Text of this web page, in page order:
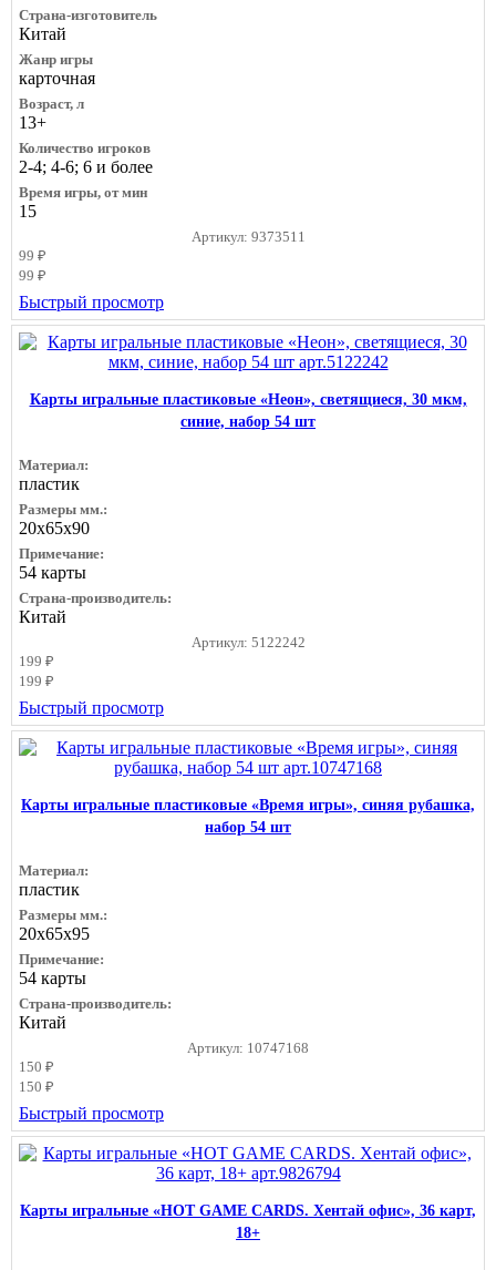
Страна-изготовитель
Китай
Жанр игры
карточная
Возраст, л
13+
Количество игроков
2-4; 4-6; 6 и более
Время игры, от мин
15
Артикул: 9373511
99 ₽
99 ₽
Быстрый просмотр
Карты игральные пластиковые «Неон», светящиеся, 30 мкм,
синие, набор 54 шт
Материал:
пластик
Размеры мм.:
20х65х90
Примечание:
54 карты
Страна-производитель:
Китай
Артикул: 5122242
199 ₽
199 ₽
Быстрый просмотр
Карты игральные пластиковые «Время игры», синяя рубашка,
набор 54 шт
Материал:
пластик
Размеры мм.:
20х65х95
Примечание:
54 карты
Страна-производитель:
Китай
Артикул: 10747168
150 ₽
150 ₽
Быстрый просмотр
Карты игральные «HOT GAME CARDS. Хентай офис», 36 карт,
18+